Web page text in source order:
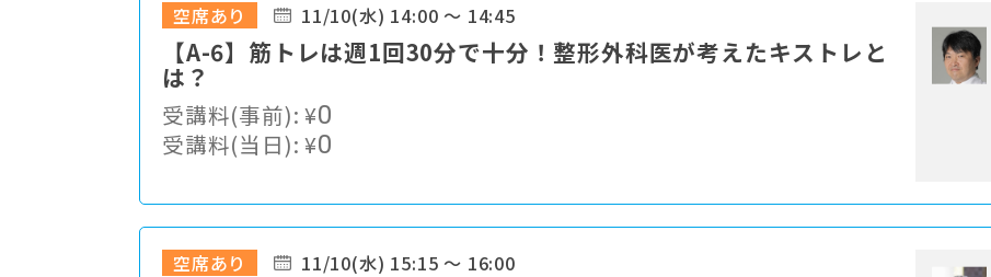
空席あり 11/10(水) 14:00 ～ 14:45
【A-6】筋トレは週1回30分で十分！整形外科医が考えたキストレと
は？
受講料(事前):¥0
受講料(当日):¥0
空席あり 11/10(水) 15:15 ～ 16:00